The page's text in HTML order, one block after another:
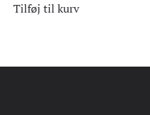
Tilføj til kurv